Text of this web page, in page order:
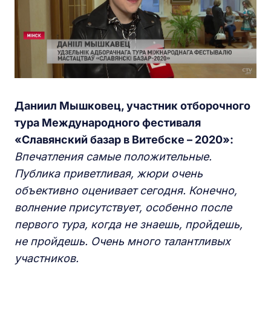
Даниил Мышковец, участник отборочного
тура Международного фестиваля
«Славянский базар в Витебске – 2020»:
Впечатления самые положительные.
Публика приветливая, жюри очень
объективно оценивает сегодня. Конечно,
волнение присутствует, особенно после
первого тура, когда не знаешь, пройдешь,
не пройдешь. Очень много талантливых
участников.